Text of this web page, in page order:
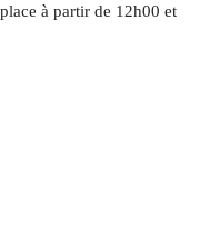
à partir de 12h00 et